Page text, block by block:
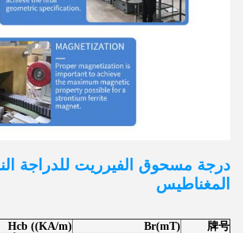
درجة مسحوق الفيرريت للدراجة
المغناطيس
牌号
Br(mT)
Hcb ((KA/m)